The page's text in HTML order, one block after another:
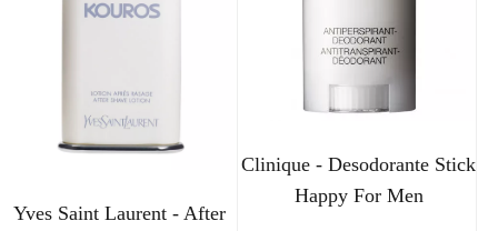
Yves Saint Laurent - After
Clinique - Desodorante Stick
Happy For Men